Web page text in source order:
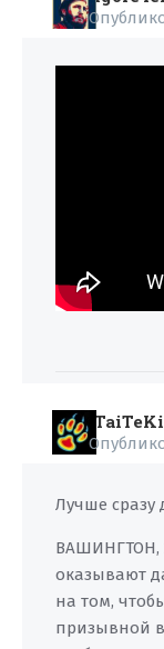
TaiTeKi
Лучше сразу
ВАШИНГТОН,
оказывают
на том,
призывной